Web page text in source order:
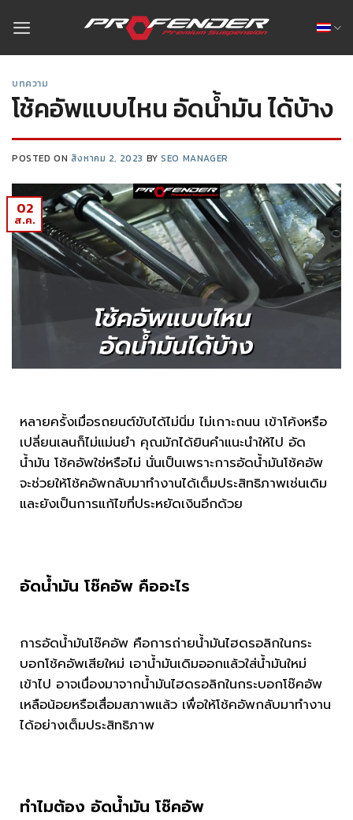
บทความ
โช้คอัพแบบไหน อัดน้ำมัน ได้บ้าง
POSTED ON สิงหาคม 2, 2023 BYSEO MANAGER
02
ส.ค.
หลายครั้งเมื่อรถยนต์ขับได้ไม่นิ่ม ไม่เกาะถนน เข้าโค้งหรือ
เปลี่ยนเลนก็ไม่แม่นยำ คุณมักได้ยินคำแนะนำให้ไป อัด
น้ำมัน โช้คอัพใช่หรือไม่ นั่นเป็นเพราะการอัดน้ำมันโช้คอัพ
จะช่วยให้โช้คอัพกลับมาทำงานได้เต็มประสิทธิภาพเช่นเดิม
และยังเป็นการแก้ไขที่ประหยัดเงินอีกด้วย
อัดน้ำมัน โช๊คอัพ คืออะไร
การอัดน้ำมันโช๊คอัพ คือการถ่ายน้ำมันไฮดรอลิกในกระ
บอกโช้คอัพเสียใหม่ เอาน้ำมันเดิมออกแล้วใส่น้ำมันใหม่
เข้าไป อาจเนื่องมาจากน้ำมันไฮดรอลิกในกระบอกโช๊คอัพ
เหลือน้อยหรือเสื่อมสภาพแล้ว เพื่อให้โช้คอัพกลับมาทำงาน
ได้อย่างเต็มประสิทธิภาพ
ทำไมต้อง อัดน้ำมัน โช๊คอัพ